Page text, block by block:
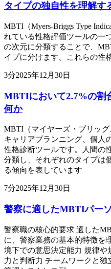
タイプの独自性を理解す
MBTI（Myers-Briggs Type
れている性格評価ツールの一
の次元に分類することで、
イプに分けます。これらの性
3分2025年12月30日
MBTIにおいて2.7%の割
何か
MBTI（マイヤーズ・ブリッグ
キャリアプランニング、個人
性格診断ツールです。人間の
分類し、それぞれのタイプは
る傾向を表しています
7分2025年12月30日
警察に適したMBTIパー
警察職の核心的要求 適した
に、警察業務の基本的特徴を
境下での意思決定能力 規律
力と判断力 チームワークと